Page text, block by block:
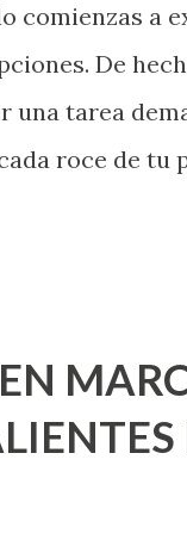
comienzas a
De
una tarea
roce de tu
ya han
Siempre
conocer. Si